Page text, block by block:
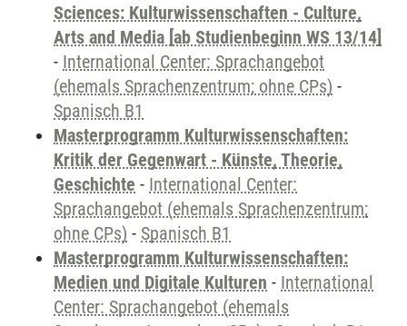
Sciences: Kulturwissenschaften - Culture,
Arts and Media [ab Studienbeginn WS 13/14]
- International Center: Sprachangebot
(ehemals Sprachenzentrum; ohne CPs) -
Spanisch B1
Masterprogramm Kulturwissenschaften:
Kritik der Gegenwart - Künste, Theorie,
Geschichte - International Center:
Sprachangebot (ehemals Sprachenzentrum;
ohne CPs) - Spanisch B1
Masterprogramm Kulturwissenschaften:
Medien und Digitale Kulturen - International
Center: Sprachangebot (ehemals